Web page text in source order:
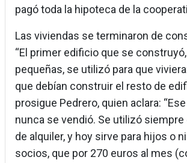
pagó toda la hipoteca de la
Las viviendas se terminaron de
“El primer edificio que se
pequeñas, se utilizó para que
que debían construir el resto de
prosigue Pedrero, quien aclara:
nunca se vendió. Se utilizó siempre
de alquiler, y hoy sirve para hijos o
socios, que por 270 euros al mes